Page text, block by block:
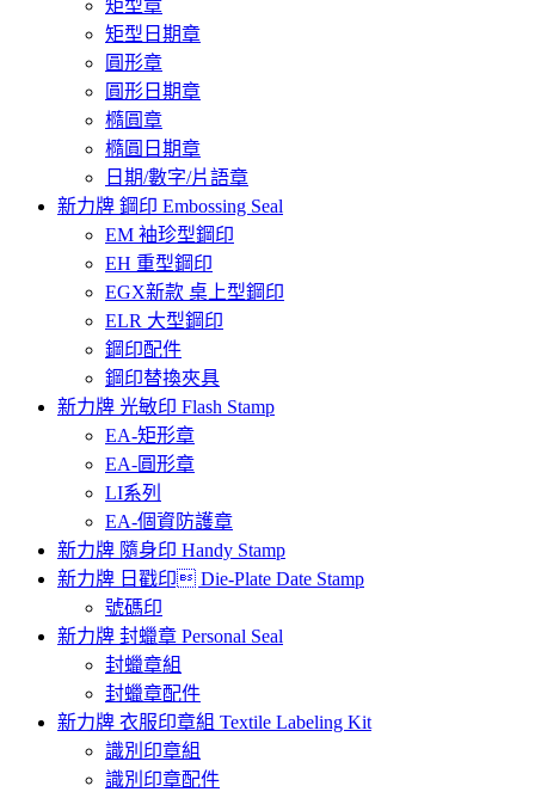
矩型章
矩型日期章
圓形章
圓形日期章
橢圓章
橢圓日期章
日期/數字/片語章
新力牌 鋼印 Embossing Seal
EM 袖珍型鋼印
EH 重型鋼印
EGX新款 桌上型鋼印
ELR 大型鋼印
鋼印配件
鋼印替換夾具
新力牌 光敏印 Flash Stamp
EA-矩形章
EA-圓形章
LI系列
EA-個資防護章
新力牌 隨身印 Handy Stamp
新力牌 日戳印 Die-Plate Date Stamp
號碼印
新力牌 封蠟章 Personal Seal
封蠟章組
封蠟章配件
新力牌 衣服印章組 Textile Labeling Kit
識別印章組
識別印章配件